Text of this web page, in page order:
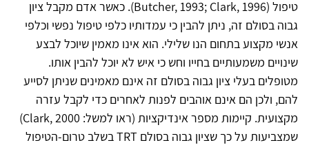
טיפול (Butcher, 1993; Clark, 1996). כאשר אדם מקבל ציון
גבוה בסולם זה, ניתן להבין כי עמדותיו כלפי טיפול נפשי וכלפי
אנשי מקצוע בתחום הנו שלילי. הוא אינו מאמין שיוכל לבצע
שינויים משמעותיים בחייו וחש כי איש לא יוכל להבין אותו.
מטופלים בעלי ציון גבוה בסולם זה אינם מאמינים שניתן לסייע
להם, ולכן הם אינם אוהבים לפנות לאחרים כדי לקבל עזרה
מקצועית. קיימות מספר אינדיקציות (ראו למשל: Clark, 2000)
שמצביעות על כך שציון גבוה בסולם TRT בשלב טרום-הטיפול